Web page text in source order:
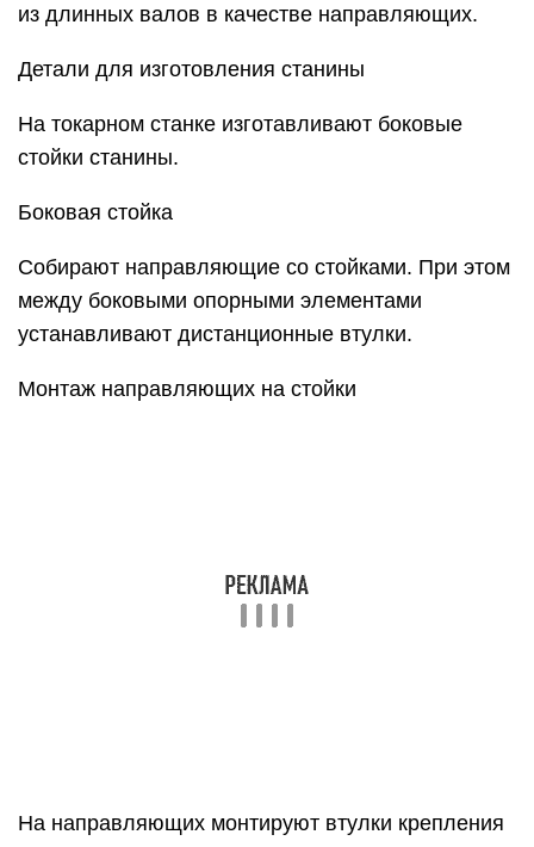
из длинных валов в качестве направляющих.
Детали для изготовления станины
На токарном станке изготавливают боковые
стойки станины.
Боковая стойка
Собирают направляющие со стойками. При этом
между боковыми опорными элементами
устанавливают дистанционные втулки.
Монтаж направляющих на стойки
На направляющих монтируют втулки крепления